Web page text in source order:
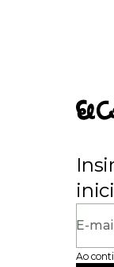
E-mail
Ao